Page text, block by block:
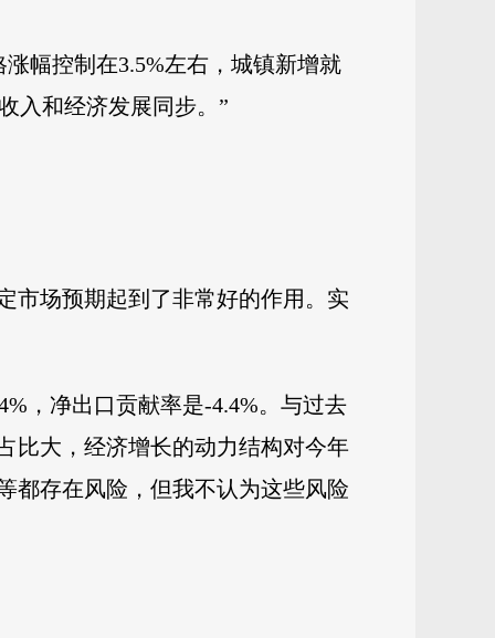
幅控制在3.5%左右，城镇新增就
入和经济发展同步。”
市场预期起到了非常好的作用。实
，净出口贡献率是-4.4%。与过去
比大，经济增长的动力结构对今年
都存在风险，但我不认为这些风险